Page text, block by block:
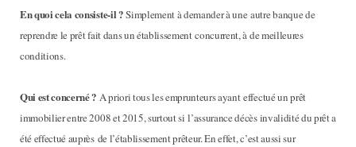
En quoi cela consiste-il ?Simplement à demander à une autre banque de
reprendre le prêt fait dans un établissement concurrent, à de meilleures
conditions.
Qui est concerné ? A priori tous les emprunteurs ayant effectué un prêt
immobilier entre 2008 et 2015, surtout si l’assurance décès invalidité du prêt a
été effectué auprès de l’établissement prêteur. En effet, c’est aussi sur